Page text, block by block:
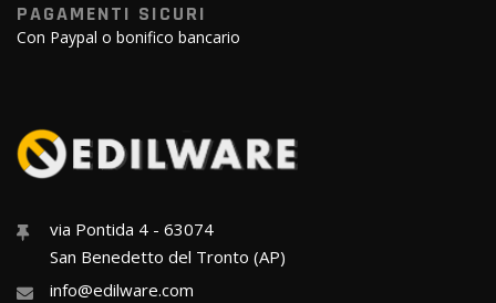
PAGAMENTI SICURI
Con Paypal o bonifico bancario
via Pontida 4 - 63074
San Benedetto del Tronto (AP)
info@edilware.com